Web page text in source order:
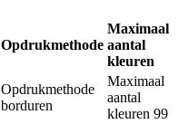
Opdrukmethode
Maximaal
aantal
kleuren
Opdrukmethode
borduren
Maximaal
aantal
kleuren 99